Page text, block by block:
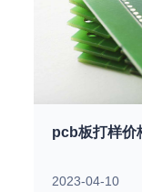
pcb板打样价
2023-04-10